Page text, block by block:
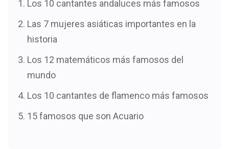
Los 10 cantantes andaluces más famosos
Las 7 mujeres asiáticas importantes en la
historia
Los 12 matemáticos más famosos del
mundo
Los 10 cantantes de flamenco más famosos
15 famosos que son Acuario